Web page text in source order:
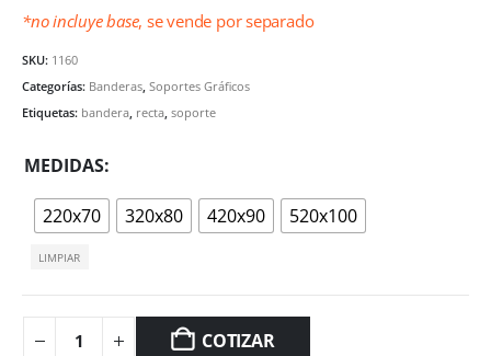
*no incluye base, se vende por separado
SKU: 1160
Categorías: Banderas, Soportes Gráficos
Etiquetas: bandera recta soporte
MEDIDAS
220x70 320x80 420x90 520x100
LIMPIAR
COTIZAR